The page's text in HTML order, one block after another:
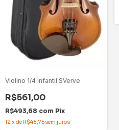
Violino 1/4 Infantil SVerve
R$561,00
R$493,68 com Pix
12 xde R$46,75sem juros